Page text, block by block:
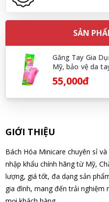
Nguyễn Nhật Quang đã mua
Soap dạng túi 400ml Nhật Bản
Võ Thị Thanh Tươi đã mua
Nhật Bản lọ 5ml cho trẻ Sơ Sinh
Nhật Bản lọ 5ml cho trẻ Sơ Sinh
Nguyễn Văn Cảnh đã mua
Milk (0-1 tuổi), hàng nội địa
07/08/2026
SẢN
Găng Tay Gia
Mỹ, bảo vệ da
55,000đ
GIỚI THIỆU
Bách Hóa Minicare chuyên sỉ
nhập khẩu chính hãng từ Mỹ,
lượng, giá tốt, đa dạng sản
gia đình, mang đến trải nghiệm